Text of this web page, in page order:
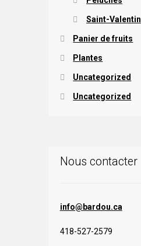
Saint-Valentin
Panier de fruits
Plantes
Uncategorized
Uncategorized
Nous contacter
info@bardou.ca
418-527-2579